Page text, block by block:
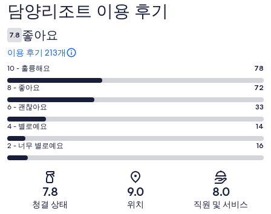
이
용
후
기
담양리조트 이용 후기
7.8 좋아요
이용 후기 213개
평
점
10
-
훌
륭
해
요.
10 - 훌륭해요 78
평
점
8
-
좋
아
8 - 좋아요 72
평
점
6
-
괜
6 - 괜찮아요 33
평
점
4
4 - 별로예요 14
평
점
2 - 너무 별로예요 16
7.8
청결 상태
9.0
위치
8.0
직원 및 서비스